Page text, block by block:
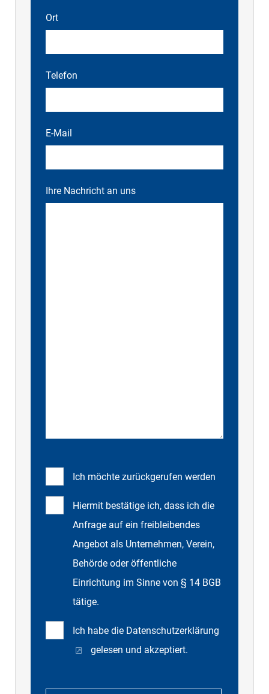
Ort
Telefon
E-Mail
Ihre Nachricht an uns
Ich möchte zurückgerufen werden
Hiermit bestätige ich, dass ich die
Anfrage auf ein freibleibendes
Angebot als Unternehmen, Verein,
Behörde oder öffentliche
Einrichtung im Sinne von § 14 BGB
tätige.
Ich habe die Datenschutzerklärung
gelesen und akzeptiert.